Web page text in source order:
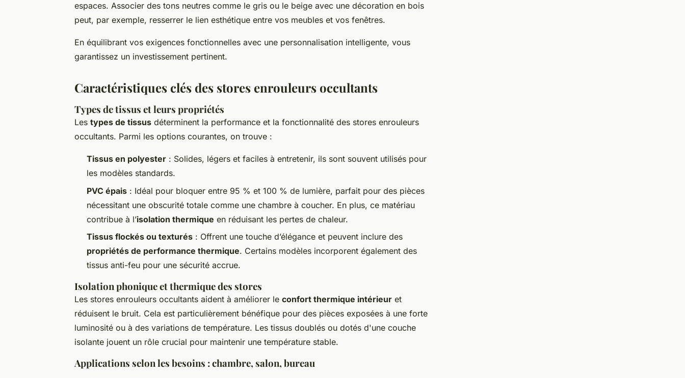
espaces. Associer des tons neutres comme le gris ou le beige avec une décoration en bois
peut, par exemple, resserrer le lien esthétique entre vos meubles et vos fenêtres.
En équilibrant vos exigences fonctionnelles avec une personnalisation intelligente, vous
garantissez un investissement pertinent.
Caractéristiques clés des stores enrouleurs occultants
Types de tissus et leurs propriétés
Les types de tissus déterminent la performance et la fonctionnalité des stores enrouleurs
occultants. Parmi les options courantes, on trouve :
Tissus en polyester : Solides, légers et faciles à entretenir, ils sont souvent utilisés pour
les modèles standards.
PVC épais : Idéal pour bloquer entre 95 % et 100 % de lumière, parfait pour des pièces
nécessitant une obscurité totale comme une chambre à coucher. En plus, ce matériau
contribue à l’isolation thermique en réduisant les pertes de chaleur.
Tissus flockés ou texturés : Offrent une touche d’élégance et peuvent inclure des
propriétés de performance thermique. Certains modèles incorporent également des
tissus anti-feu pour une sécurité accrue.
Isolation phonique et thermique des stores
Les stores enrouleurs occultants aident à améliorer le confort thermique intérieur et
réduisent le bruit. Cela est particulièrement bénéfique pour des pièces exposées à une forte
luminosité ou à des variations de température. Les tissus doublés ou dotés d'une couche
isolante jouent un rôle crucial pour maintenir une température stable.
Applications selon les besoins : chambre, salon, bureau